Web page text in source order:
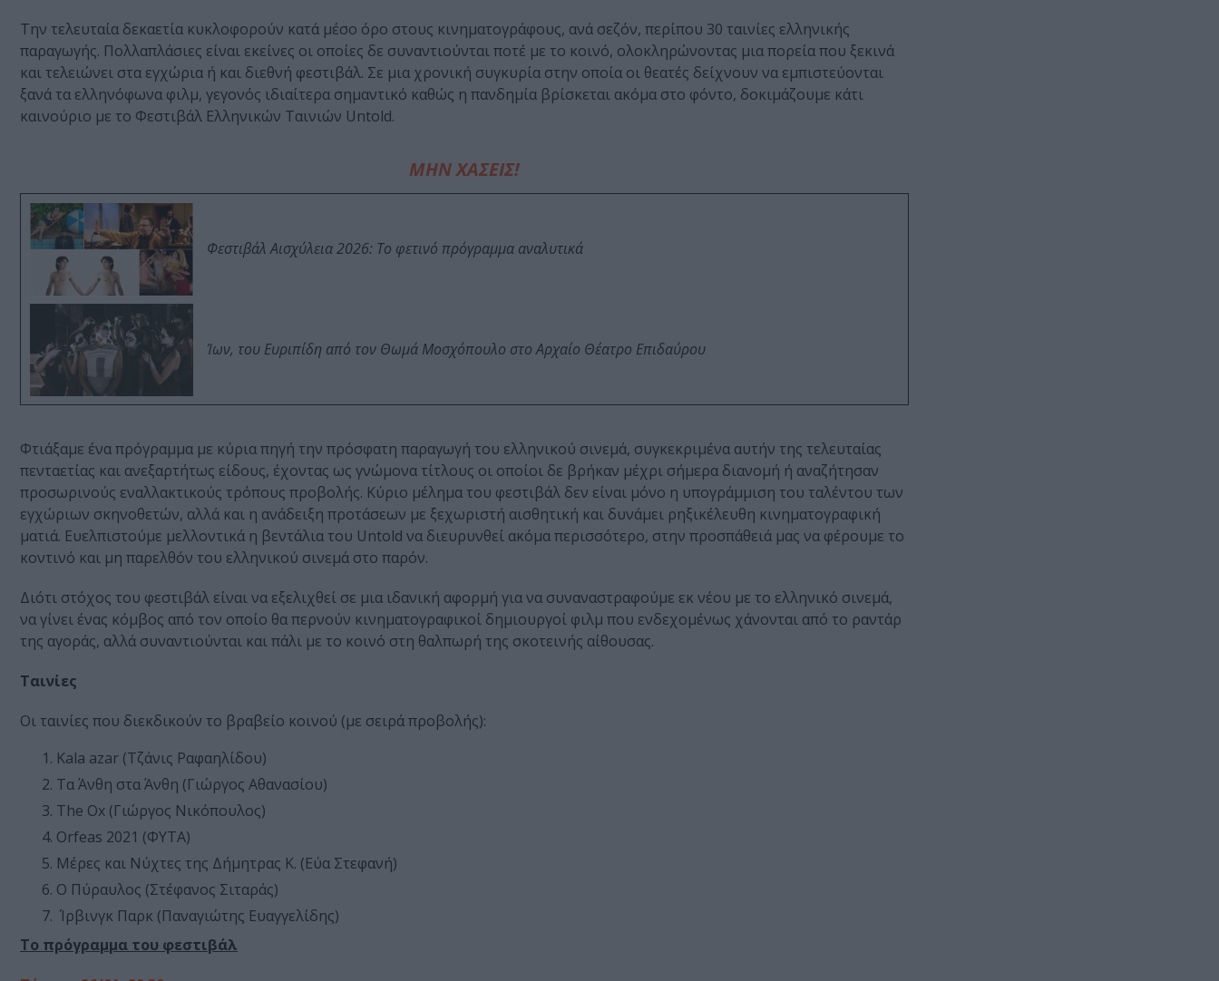
Την τελευταία δεκαετία κυκλοφορούν κατά μέσο όρο στους κινηματογράφους, ανά σεζόν, περίπου 30 ταινίες ελληνικής
παραγωγής. Πολλαπλάσιες είναι εκείνες οι οποίες δε συναντιούνται ποτέ με το κοινό, ολοκληρώνοντας μια πορεία που ξεκινά
και τελειώνει στα εγχώρια ή και διεθνή φεστιβάλ. Σε μια χρονική συγκυρία στην οποία οι θεατές δείχνουν να εμπιστεύονται
ξανά τα ελληνόφωνα φιλμ, γεγονός ιδιαίτερα σημαντικό καθώς η πανδημία βρίσκεται ακόμα στο φόντο, δοκιμάζουμε κάτι
καινούριο με το Φεστιβάλ Ελληνικών Ταινιών Untold.
ΜΗΝ ΧΑΣΕΙΣ!
Φεστιβάλ Αισχύλεια 2026: Το φετινό πρόγραμμα αναλυτικά
Ίων, του Ευριπίδη από τον Θωμά Μοσχόπουλο στο Αρχαίο Θέατρο Επιδαύρου
Φτιάξαμε ένα πρόγραμμα με κύρια πηγή την πρόσφατη παραγωγή του ελληνικού σινεμά, συγκεκριμένα αυτήν της τελευταίας
πενταετίας και ανεξαρτήτως είδους, έχοντας ως γνώμονα τίτλους οι οποίοι δε βρήκαν μέχρι σήμερα διανομή ή αναζήτησαν
προσωρινούς εναλλακτικούς τρόπους προβολής. Κύριο μέλημα του φεστιβάλ δεν είναι μόνο η υπογράμμιση του ταλέντου των
εγχώριων σκηνοθετών, αλλά και η ανάδειξη προτάσεων με ξεχωριστή αισθητική και δυνάμει ρηξικέλευθη κινηματογραφική
ματιά. Ευελπιστούμε μελλοντικά η βεντάλια του Untold να διευρυνθεί ακόμα περισσότερο, στην προσπάθειά μας να φέρουμε το
κοντινό και μη παρελθόν του ελληνικού σινεμά στο παρόν.
Διότι στόχος του φεστιβάλ είναι να εξελιχθεί σε μια ιδανική αφορμή για να συναναστραφούμε εκ νέου με το ελληνικό σινεμά,
να γίνει ένας κόμβος από τον οποίο θα περνούν κινηματογραφικοί δημιουργοί φιλμ που ενδεχομένως χάνονται από το ραντάρ
της αγοράς, αλλά συναντιούνται και πάλι με το κοινό στη θαλπωρή της σκοτεινής αίθουσας.
Ταινίες
Οι ταινίες που διεκδικούν το βραβείο κοινού (με σειρά προβολής):
Kala azar (Τζάνις Ραφαηλίδου)
Τα Άνθη στα Άνθη (Γιώργος Αθανασίου)
The Ox (Γιώργος Νικόπουλος)
Orfeas 2021 (ΦΥΤΑ)
Μέρες και Νύχτες της Δήμητρας Κ. (Εύα Στεφανή)
Ο Πύραυλος (Στέφανος Σιταράς)
Ίρβινγκ Παρκ (Παναγιώτης Ευαγγελίδης)
Το πρόγραμμα του φεστιβάλ